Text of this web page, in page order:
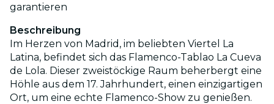
garantieren
Beschreibung
Im Herzen von Madrid, im beliebten Viertel La
Latina, befindet sich das Flamenco-Tablao La Cueva
de Lola. Dieser zweistöckige Raum beherbergt eine
Höhle aus dem 17. Jahrhundert, einen einzigartigen
Ort, um eine echte Flamenco-Show zu genießen.